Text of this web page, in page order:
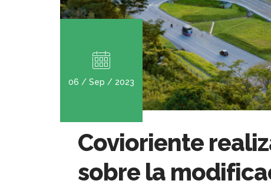
06 / Sep / 2023
Covioriente
sobre la